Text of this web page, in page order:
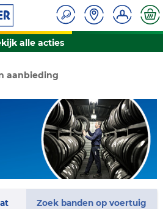
alle acties
aanbieding
Zoek banden op voertuig